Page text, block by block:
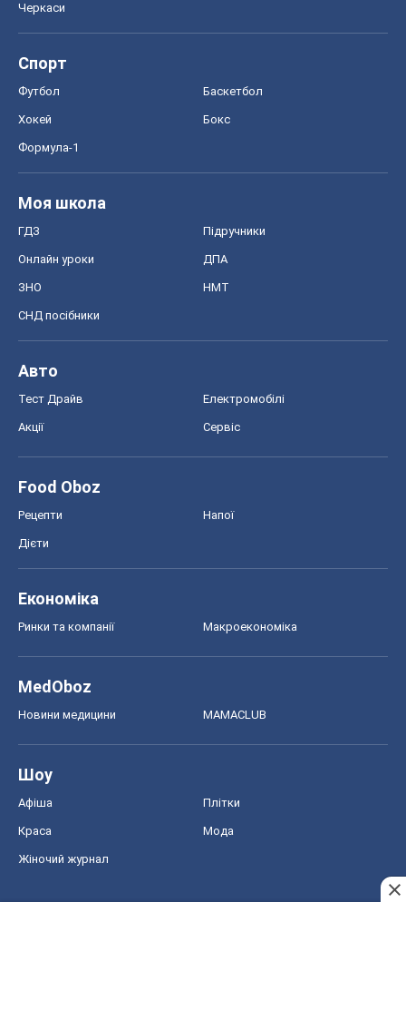
Черкаси
Спорт
Футбол Баскетбол
Хокей Бокс
Формула-1
Моя школа
ГДЗ Підручники
Онлайн уроки ДПА
ЗНО НМТ
СНД посібники
Авто
Тест Драйв Електромобілі
Акції Сервіс
Food Oboz
Рецепти Напої
Дієти
Економіка
Ринки та компанії Макроекономіка
MedOboz
Новини медицини MAMACLUB
Шоу
Афіша Плітки
Краса Мода
Жіночий журнал